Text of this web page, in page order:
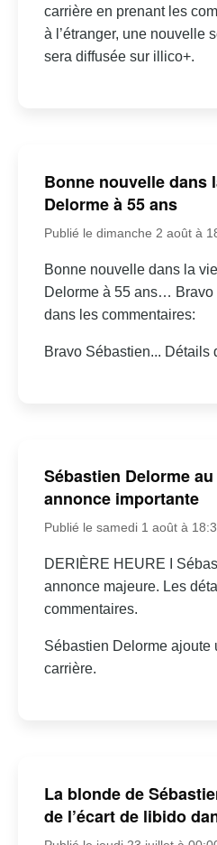
carrière en prenant les
à l’étranger, une nouvelle
sera diffusée sur illico+.
Bonne nouvelle dans
Delorme à 55 ans
Publié le dimanche 2 août à
Bonne nouvelle dans la
Delorme à 55 ans…
dans les commentaires:
Bravo Sébastien... Détails
Sébastien Delorme
annonce importante
Publié le samedi 1 août à
DERIÈRE HEURE I
annonce majeure. Les
commentaires.
Sébastien Delorme ajoute
carrière.
La blonde de
de l’écart de libido